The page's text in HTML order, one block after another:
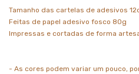
Tamanho das cartelas de adesivos
Feitas de papel adesivo fosco 80g
Impressas e cortadas de forma
- As cores podem variar um pouco,